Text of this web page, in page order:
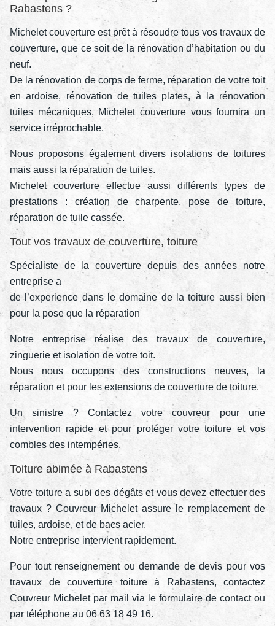
Rabastens ?
Michelet couverture est prêt à résoudre tous vos travaux de
couverture, que ce soit de la rénovation d’habitation ou du
neuf.
De la rénovation de corps de ferme, réparation de votre toit
en ardoise, rénovation de tuiles plates, à la rénovation
tuiles mécaniques, Michelet couverture vous fournira un
service irréprochable.
Nous proposons également divers isolations de toitures
mais aussi la réparation de tuiles.
Michelet couverture effectue aussi différents types de
prestations : création de charpente, pose de toiture,
réparation de tuile cassée.
Tout vos travaux de couverture, toiture
Spécialiste de la couverture depuis des années notre
entreprise a
de l’experience dans le domaine de la toiture aussi bien
pour la pose que la réparation
Notre entreprise réalise des travaux de couverture,
zinguerie et isolation de votre toit.
Nous nous occupons des constructions neuves, la
réparation et pour les extensions de couverture de toiture.
Un sinistre ? Contactez votre couvreur pour une
intervention rapide et pour protéger votre toiture et vos
combles des intempéries.
Toiture abimée à Rabastens
Votre toiture a subi des dégâts et vous devez effectuer des
travaux ? Couvreur Michelet assure le remplacement de
tuiles, ardoise, et de bacs acier.
Notre entreprise intervient rapidement.
Pour tout renseignement ou demande de devis pour vos
travaux de couverture toiture à Rabastens, contactez
Couvreur Michelet par mail via le formulaire de contact ou
par téléphone au 06 63 18 49 16.